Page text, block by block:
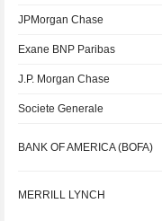
JPMorgan Chase
Exane BNP Paribas
J.P. Morgan Chase
Societe Generale
BANK OF AMERICA (BOFA)
MERRILL LYNCH